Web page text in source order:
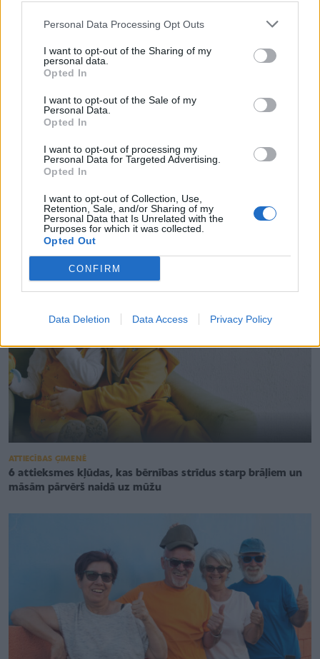
Personal Data Processing Opt Outs
I want to opt-out of the Sharing of my
personal data.
Opted In
I want to opt-out of the Sale of my
Personal Data.
Opted In
I want to opt-out of processing my
Personal Data for Targeted Advertising.
Opted In
I want to opt-out of Collection, Use,
Retention, Sale, and/or Sharing of my
Personal Data that Is Unrelated with the
Purposes for which it was collected.
Opted Out
CONFIRM
Data Deletion Data Access Privacy Policy
MAZUĻA PLĀNOŠANA
Kad bērns ir gatavs māsiņai vai brālītim?
ATTIECĪBAS ĢIMENĒ
6 attieksmes kļūdas, kas bērnības strīdus starp brāļiem un
māsām pārvērš naidā uz mūžu